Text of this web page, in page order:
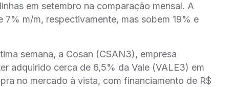
em setembro na comparação mensal. A
7% m/m, respectivamente, mas sobem 19% e
semana, a Cosan (CSAN3), empresa
adquirido cerca de 6,5% da Vale (VALE3) em
no mercado à vista, com financiamento de R$